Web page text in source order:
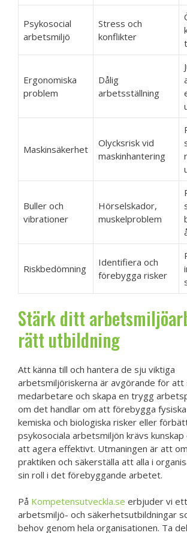
Psykosocial
arbetsmiljö
Stress och
konflikter
Ergonomiska
problem
Dålig
arbetsställning
Maskinsäkerhet
Olycksrisk vid
maskinhantering
Buller och
vibrationer
Hörselskador,
muskelproblem
Riskbedömning
Identifiera och
förebygga risker
Stärk ditt
rätt utbildning
Att känna till och hantera de sju viktiga
arbetsmiljöriskerna är avgörande för att
medarbetare och skapa en trygg
om det handlar om att förebygga
kemiska och biologiska risker eller
psykosociala arbetsmiljön krävs
att agera effektivt. Utmaningen är att
praktiken och säkerställa att alla i
sin roll i det förebyggande arbetet.
På Kompetensutveckla.se erbjuder vi
arbetsmiljö- och säkerhetsutbildningar
behov genom hela organisationen. Ta